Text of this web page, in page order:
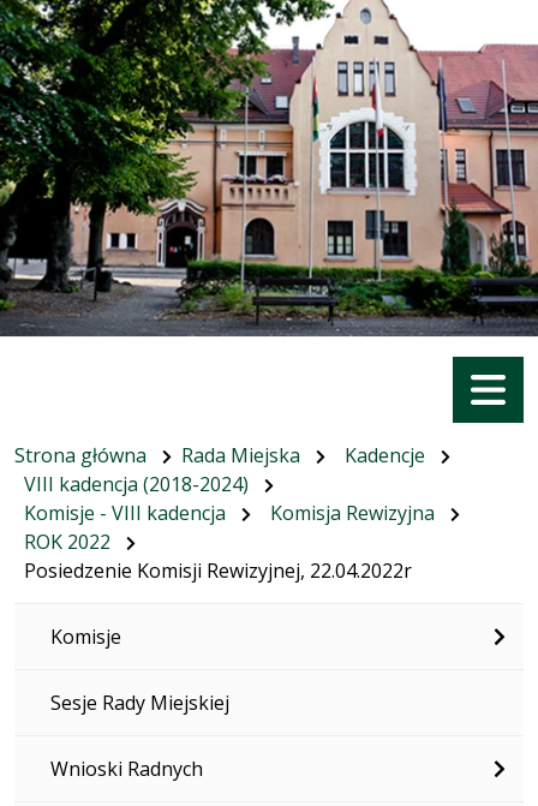
Menu
Strona główna Rada Miejska
Kadencje
VIII kadencja (2018-2024)
Komisje - VIII kadencja
Komisja Rewizyjna
ROK 2022
Posiedzenie Komisji Rewizyjnej, 22.04.2022r
Komisje
Sesje Rady Miejskiej
Wnioski Radnych